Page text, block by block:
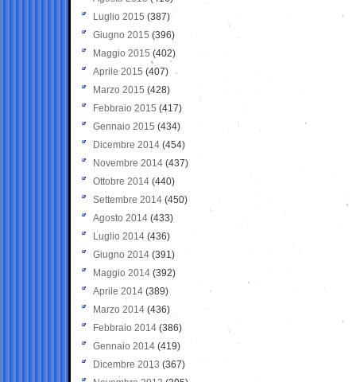
Luglio 2015 (387)
Giugno 2015 (396)
Maggio 2015 (402)
Aprile 2015 (407)
Marzo 2015 (428)
Febbraio 2015 (417)
Gennaio 2015 (434)
Dicembre 2014 (454)
Novembre 2014 (437)
Ottobre 2014 (440)
Settembre 2014 (450)
Agosto 2014 (433)
Luglio 2014 (436)
Giugno 2014 (391)
Maggio 2014 (392)
Aprile 2014 (389)
Marzo 2014 (436)
Febbraio 2014 (386)
Gennaio 2014 (419)
Dicembre 2013 (367)